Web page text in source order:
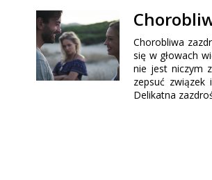
Chorobliwa
się w głowach
nie jest niczym
zepsuć
Delikatna